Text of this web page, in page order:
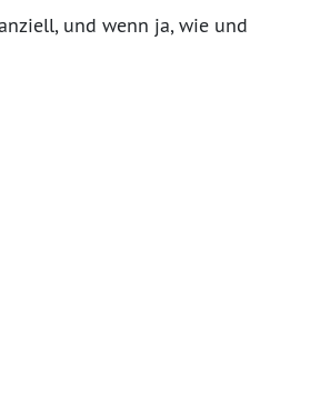
und wenn ja, wie und